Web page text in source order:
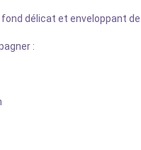
fond délicat et enveloppant
: